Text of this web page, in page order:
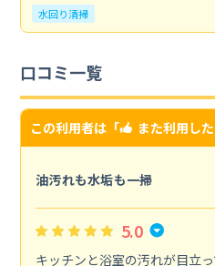
水回り清掃
口コミ一覧
この利用者は「 また利用し
油汚れも水垢も一掃
5.0
キッチンと浴室の汚れが目立